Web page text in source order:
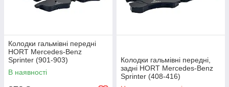
Колодки гальмівні передні
HORT Mercedes-Benz
Sprinter (901-903)
(HBP21576)
В наявності
Колодки гальмівні передні,
задні HORT Mercedes-Benz
Sprinter (408-416)
(HBP29076)